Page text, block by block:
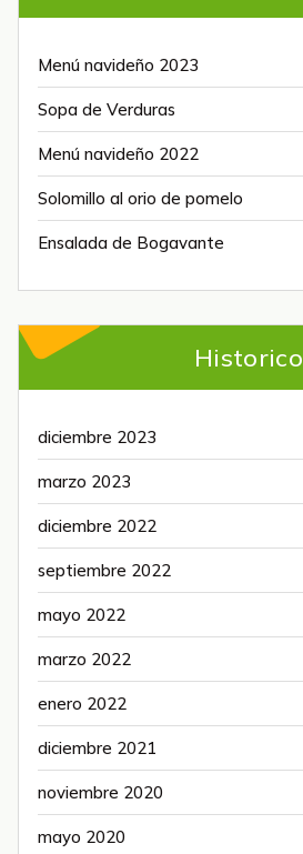
Menú navideño 2023
Sopa de Verduras
Menú navideño 2022
Solomillo al orio de pomelo
Ensalada de Bogavante
Historico
diciembre 2023
marzo 2023
diciembre 2022
septiembre 2022
mayo 2022
marzo 2022
enero 2022
diciembre 2021
noviembre 2020
mayo 2020